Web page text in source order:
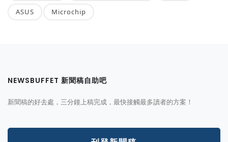
ASUS Microchip
NEWSBUFFET 新聞稿自助吧
新聞稿的好去處，三分鐘上稿完成，最快接觸最多讀者的方案！